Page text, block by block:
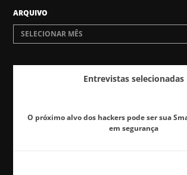
ARQUIVO
SELECIONAR MÊS
Entrevistas selecionadas
O próximo alvo dos hackers pode ser sua
em segurança